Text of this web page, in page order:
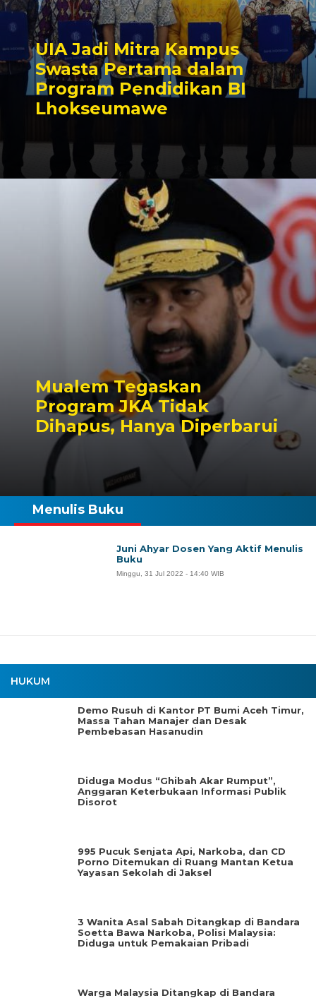
UIA Jadi Mitra Kampus
Swasta Pertama dalam
Program Pendidikan BI
Lhokseumawe
Mualem Tegaskan
Program JKA Tidak
Dihapus, Hanya Diperbarui
HUKUM
Demo Rusuh di Kantor PT Bumi Aceh Timur,
Massa Tahan Manajer dan Desak
Pembebasan Hasanudin
Diduga Modus “Ghibah Akar Rumput”,
Anggaran Keterbukaan Informasi Publik
Disorot
995 Pucuk Senjata Api, Narkoba, dan CD
Porno Ditemukan di Ruang Mantan Ketua
Yayasan Sekolah di Jaksel
3 Wanita Asal Sabah Ditangkap di Bandara
Soetta Bawa Narkoba, Polisi Malaysia:
Diduga untuk Pemakaian Pribadi
Warga Malaysia Ditangkap di Bandara
Menulis Buku
Juni Ahyar Dosen Yang Aktif Menulis
Buku
Minggu, 31 Jul 2022 - 14:40 WIB